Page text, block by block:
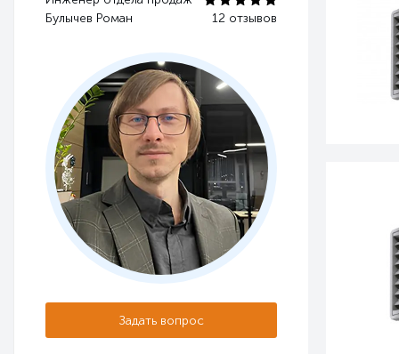
Булычев Роман
12 отзывов
Задать вопрос